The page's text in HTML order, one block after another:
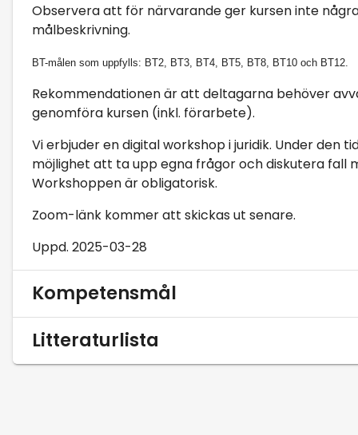
Observera att för närvarande ger kursen inte
målbeskrivning.
BT-målen som uppfylls: BT2, BT3, BT4, BT5, BT8, BT10 och BT12.
Rekommendationen är att deltagarna behöver
genomföra kursen (inkl. förarbete).
Vi erbjuder en digital workshop i juridik. Under den
möjlighet att ta upp egna frågor och diskutera fall
Workshoppen är obligatorisk.
Zoom-länk kommer att skickas ut senare.
Uppd. 2025-03-28
Kompetensmål
Litteraturlista